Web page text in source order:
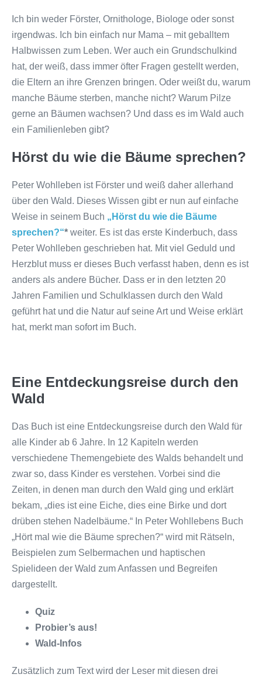
Ich bin weder Förster, Ornithologe, Biologe oder sonst
irgendwas. Ich bin einfach nur Mama – mit geballtem
Halbwissen zum Leben. Wer auch ein Grundschulkind
hat, der weiß, dass immer öfter Fragen gestellt werden,
die Eltern an ihre Grenzen bringen. Oder weißt du, warum
manche Bäume sterben, manche nicht? Warum Pilze
gerne an Bäumen wachsen? Und dass es im Wald auch
ein Familienleben gibt?
Hörst du wie die Bäume sprechen?
Peter Wohlleben ist Förster und weiß daher allerhand
über den Wald. Dieses Wissen gibt er nun auf einfache
Weise in seinem Buch „Hörst du wie die Bäume
sprechen?“* weiter. Es ist das erste Kinderbuch, dass
Peter Wohlleben geschrieben hat. Mit viel Geduld und
Herzblut muss er dieses Buch verfasst haben, denn es ist
anders als andere Bücher. Dass er in den letzten 20
Jahren Familien und Schulklassen durch den Wald
geführt hat und die Natur auf seine Art und Weise erklärt
hat, merkt man sofort im Buch.
Eine Entdeckungsreise durch den
Wald
Das Buch ist eine Entdeckungsreise durch den Wald für
alle Kinder ab 6 Jahre. In 12 Kapiteln werden
verschiedene Themengebiete des Walds behandelt und
zwar so, dass Kinder es verstehen. Vorbei sind die
Zeiten, in denen man durch den Wald ging und erklärt
bekam, „dies ist eine Eiche, dies eine Birke und dort
drüben stehen Nadelbäume.“ In Peter Wohllebens Buch
„Hört mal wie die Bäume sprechen?“ wird mit Rätseln,
Beispielen zum Selbermachen und haptischen
Spielideen der Wald zum Anfassen und Begreifen
dargestellt.
Quiz
Probier’s aus!
Wald-Infos
Zusätzlich zum Text wird der Leser mit diesen drei